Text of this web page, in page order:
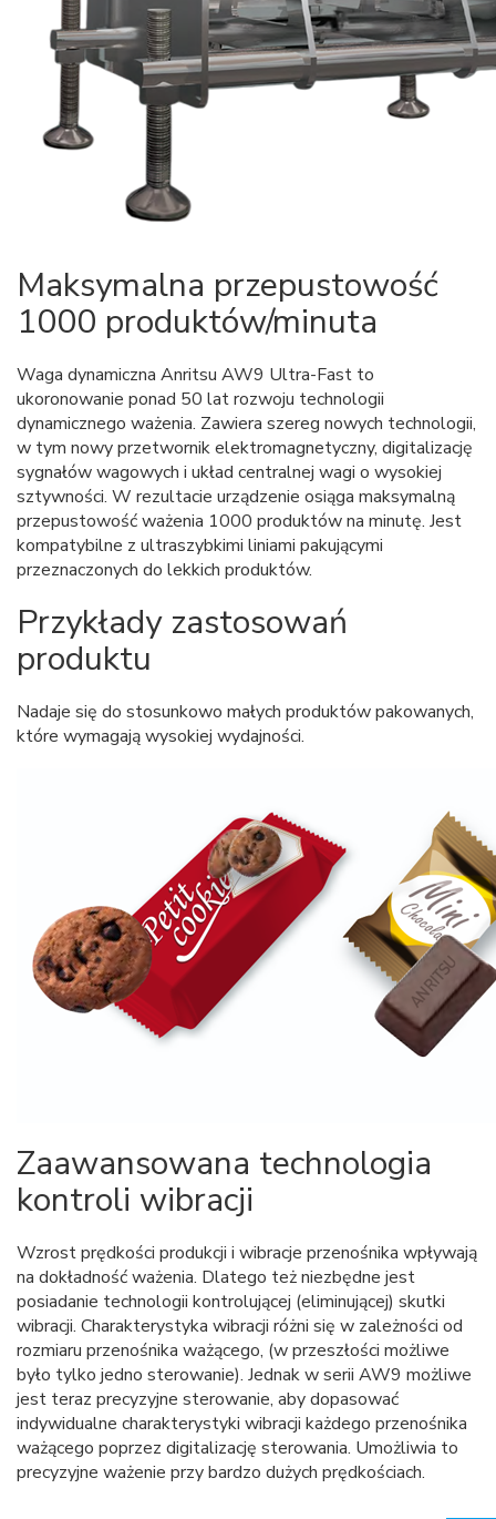
Maksymalna przepustowość
1000 produktów/minuta
Waga dynamiczna Anritsu AW9 Ultra-Fast to
ukoronowanie ponad 50 lat rozwoju technologii
dynamicznego ważenia. Zawiera szereg nowych technologii,
w tym nowy przetwornik elektromagnetyczny, digitalizację
sygnałów wagowych i układ centralnej wagi o wysokiej
sztywności. W rezultacie urządzenie osiąga maksymalną
przepustowość ważenia 1000 produktów na minutę. Jest
kompatybilne z ultraszybkimi liniami pakującymi
przeznaczonych do lekkich produktów.
Przykłady zastosowań
produktu
Nadaje się do stosunkowo małych produktów pakowanych,
które wymagają wysokiej wydajności.
Zaawansowana technologia
kontroli wibracji
Wzrost prędkości produkcji i wibracje przenośnika wpływają
na dokładność ważenia. Dlatego też niezbędne jest
posiadanie technologii kontrolującej (eliminującej) skutki
wibracji. Charakterystyka wibracji różni się w zależności od
rozmiaru przenośnika ważącego, (w przeszłości możliwe
było tylko jedno sterowanie). Jednak w serii AW9 możliwe
jest teraz precyzyjne sterowanie, aby dopasować
indywidualne charakterystyki wibracji każdego przenośnika
ważącego poprzez digitalizację sterowania. Umożliwia to
precyzyjne ważenie przy bardzo dużych prędkościach.